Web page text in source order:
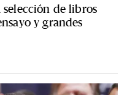
de libros
y grandes